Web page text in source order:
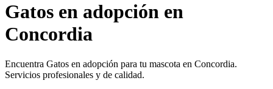
Gatos en adopción en
Concordia
Encuentra Gatos en adopción para tu mascota en Concordia.
Servicios profesionales y de calidad.